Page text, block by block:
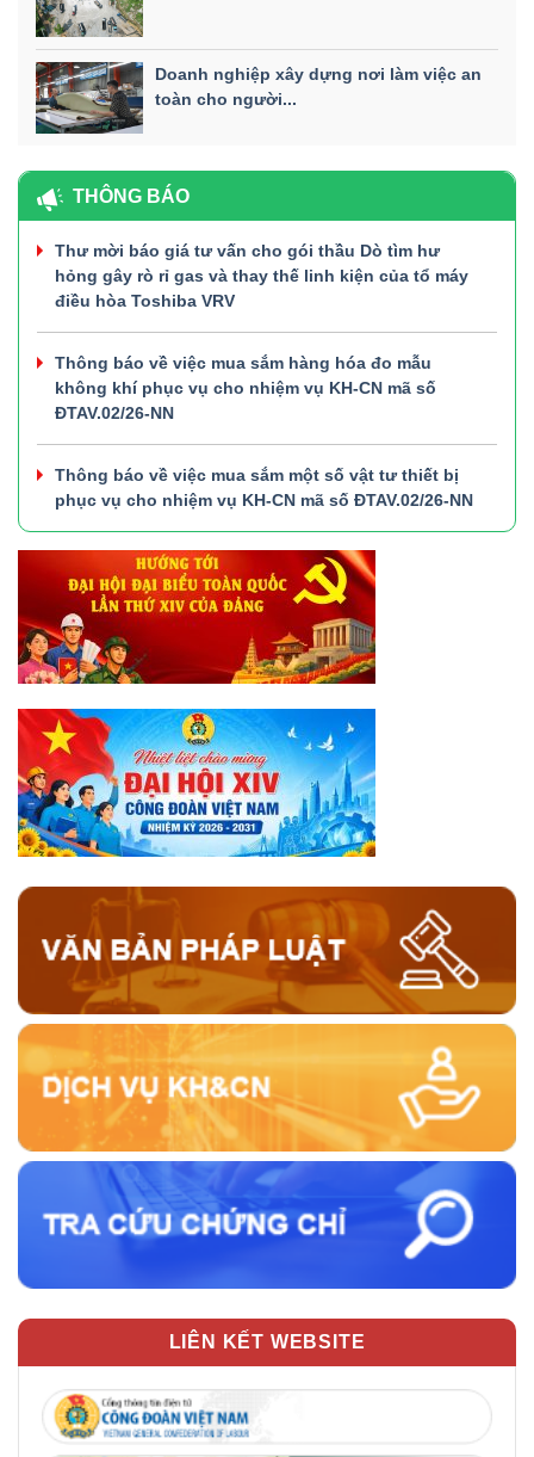
Doanh nghiệp xây dựng nơi làm việc an
toàn cho người...
THÔNG BÁO
Thư mời báo giá tư vấn cho gói thầu Dò tìm hư
hỏng gây rò rỉ gas và thay thế linh kiện của tổ máy
điều hòa Toshiba VRV
Thông báo về việc mua sắm hàng hóa đo mẫu
không khí phục vụ cho nhiệm vụ KH-CN mã số
ĐTAV.02/26-NN
Thông báo về việc mua sắm một số vật tư thiết bị
phục vụ cho nhiệm vụ KH-CN mã số ĐTAV.02/26-NN
LIÊN KẾT WEBSITE